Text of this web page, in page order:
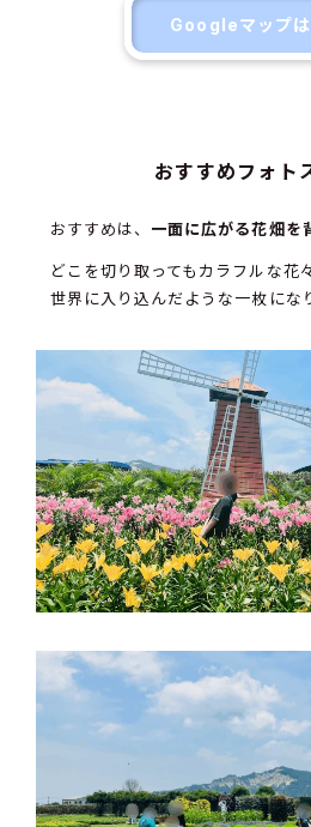
Googleマップは
おすすめフォト
おすすめは、 一面に広がる花畑を
どこを切り取ってもカラフルな花
世界に入り込んだような一枚にな